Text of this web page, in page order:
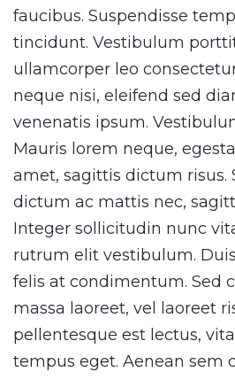
faucibus. Suspendisse
tincidunt. Vestibulum
ullamcorper leo
neque nisi, eleifend sed
venenatis ipsum.
Mauris lorem neque,
amet, sagittis dictum risus.
dictum ac mattis nec,
Integer sollicitudin nunc
rutrum elit vestibulum.
felis at condimentum. Sed
massa laoreet, vel laoreet
pellentesque est lectus,
tempus eget. Aenean sem